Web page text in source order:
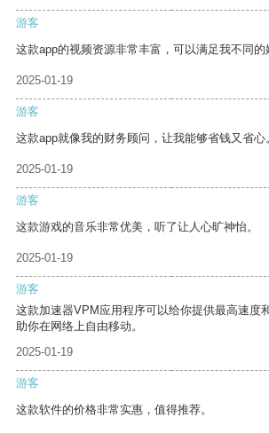
游客
这款app的视频资源非常丰富，可以满足我不同的
2025-01-19
游客
这款app就像我的财务顾问，让我能够省钱又省心
2025-01-19
游客
这款游戏的音乐非常优美，听了让人心旷神怡。
2025-01-19
游客
这款加速器VPM应用程序可以给你提供最高速度
助你在网络上自由移动。
2025-01-19
游客
这款软件的价格非常实惠，值得推荐。